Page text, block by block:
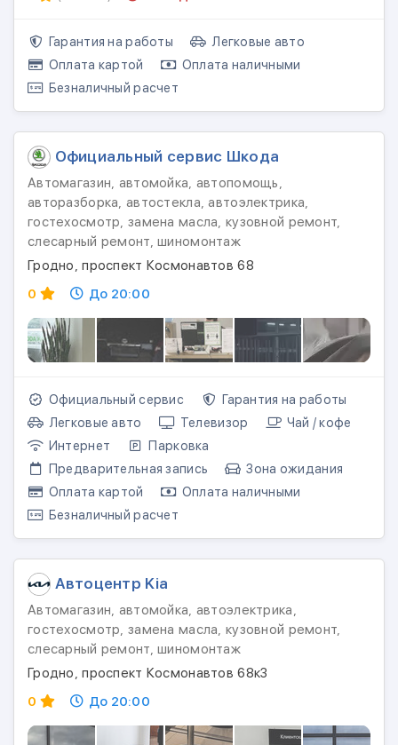
Гарантия на работы
Легковые авто
Оплата картой
Оплата наличными
Безналичный расчет
Официальный сервис Шкода
Автомагазин, автомойка, автопомощь,
авторазборка, автостекла, автоэлектрика,
гостехосмотр, замена масла, кузовной ремонт,
слесарный ремонт, шиномонтаж
Гродно, проспект Космонавтов 68
0
До 20:00
Официальный сервис
Гарантия на работы
Легковые авто
Телевизор
Чай / кофе
Интернет
Парковка
Предварительная запись
Зона ожидания
Оплата картой
Оплата наличными
Безналичный расчет
Автоцентр Kia
Автомагазин, автомойка, автоэлектрика,
гостехосмотр, замена масла, кузовной ремонт,
слесарный ремонт, шиномонтаж
Гродно, проспект Космонавтов 68к3
0
До 20:00